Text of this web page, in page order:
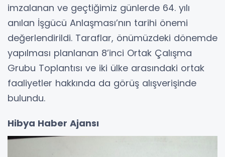
imzalanan ve geçtiğimiz günlerde 64. yılı
anılan İşgücü Anlaşması’nın tarihi önemi
değerlendirildi. Taraflar, önümüzdeki dönemde
yapılması planlanan 8’inci Ortak Çalışma
Grubu Toplantısı ve iki ülke arasındaki ortak
faaliyetler hakkında da görüş alışverişinde
bulundu.
Hibya Haber Ajansı